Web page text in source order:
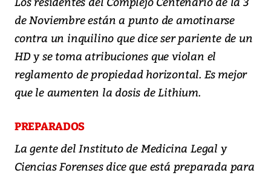
de Noviembre están a punto de amotinarse
contra un inquilino que dice ser pariente de un
HD y se toma atribuciones que violan el
reglamento de propiedad horizontal. Es mejor
que le aumenten la dosis de Lithium.
PREPARADOS
La gente del Instituto de Medicina Legal y
Ciencias Forenses dice que está preparada para